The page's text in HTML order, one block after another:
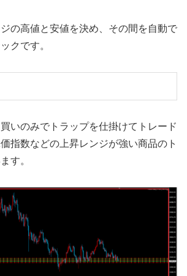
の高値と安値を決め、その間を自動で
クです。
いのみでトラップを仕掛けてトレード
指数などの上昇レンジが強い商品のト
す。